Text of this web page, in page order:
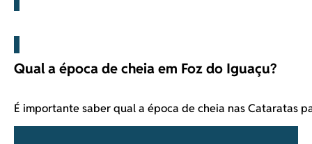
Qual a época de cheia em Foz do Iguaçu?
É importante saber qual a época de cheia nas Cataratas